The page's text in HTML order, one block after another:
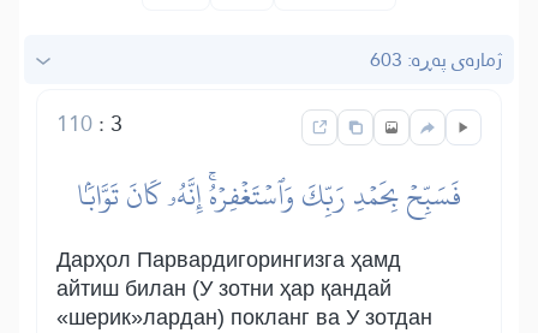
ژمارەی پەڕە: 603
3
:
110
فَسَبِّحۡ بِحَمۡدِ رَبِّكَ وَٱسۡتَغۡفِرۡهُۚ إِنَّهُۥ كَانَ تَوَّابَۢا
Дарҳол Парвардигорингизга ҳамд
айтиш билан (У зотни ҳар қандай
«шерик»лардан) покланг ва У зотдан